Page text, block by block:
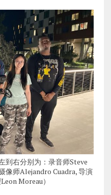
到右分别为：录音师Steve
像师Alejandro Cuadra, 导演
Moreau）